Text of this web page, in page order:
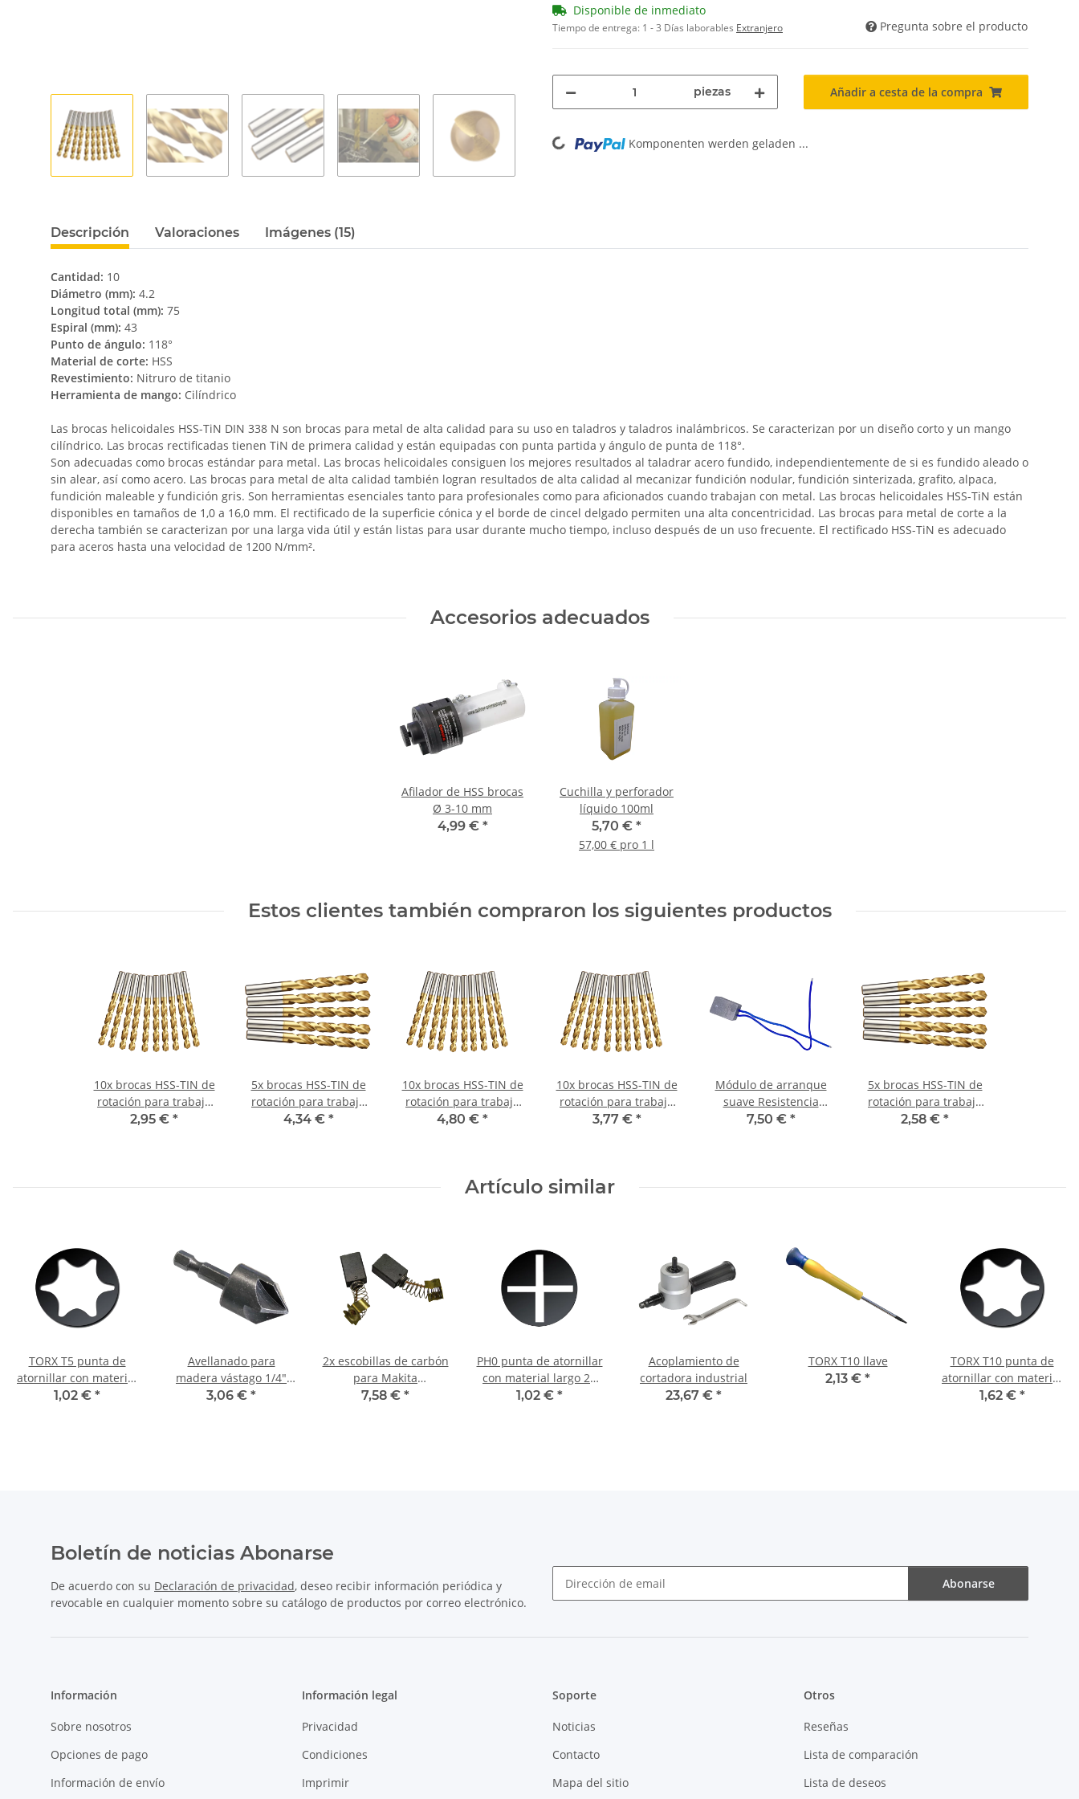
Disponible de inmediato
Tiempo de entrega: 1 - 3 Días laborables Extranjero Pregunta sobre el producto
piezas Añadir a cesta de la compra
Loading... Komponenten werden geladen ...
Descripción Valoraciones Imágenes (15)
Cantidad: 10
Diámetro (mm): 4.2
Longitud total (mm): 75
Espiral (mm): 43
Punto de ángulo: 118°
Material de corte: HSS
Revestimiento: Nitruro de titanio
Herramienta de mango: Cilíndrico
Las brocas helicoidales HSS-TiN DIN 338 N son brocas para metal de alta calidad para su uso en taladros y taladros inalámbricos. Se caracterizan por un diseño corto y un mango
cilíndrico. Las brocas rectificadas tienen TiN de primera calidad y están equipadas con punta partida y ángulo de punta de 118°.
Son adecuadas como brocas estándar para metal. Las brocas helicoidales consiguen los mejores resultados al taladrar acero fundido, independientemente de si es fundido aleado o
sin alear, así como acero. Las brocas para metal de alta calidad también logran resultados de alta calidad al mecanizar fundición nodular, fundición sinterizada, grafito, alpaca,
fundición maleable y fundición gris. Son herramientas esenciales tanto para profesionales como para aficionados cuando trabajan con metal. Las brocas helicoidales HSS-TiN están
disponibles en tamaños de 1,0 a 16,0 mm. El rectificado de la superficie cónica y el borde de cincel delgado permiten una alta concentricidad. Las brocas para metal de corte a la
derecha también se caracterizan por una larga vida útil y están listas para usar durante mucho tiempo, incluso después de un uso frecuente. El rectificado HSS-TiN es adecuado
para aceros hasta una velocidad de 1200 N/mm².
Accesorios adecuados
Afilador de HSS brocas
Ø 3-10 mm
4,99 € *
Cuchilla y perforador
líquido 100ml
5,70 € *
57,00 € pro 1 l
Estos clientes también compraron los siguientes productos
10x brocas HSS-TIN de
rotación para trabajo
en metal DIN338N Ø
2,95 € *
5x brocas HSS-TIN de
rotación para trabajo
en metal DIN338N Ø
4,34 € *
10x brocas HSS-TIN de
rotación para trabajo
en metal DIN338N Ø
4,80 € *
10x brocas HSS-TIN de
rotación para trabajo
en metal DIN338N Ø
3,77 € *
Módulo de arranque
suave Resistencia
arranque arranque
7,50 € *
5x brocas HSS-TIN de
rotación para trabajo
en metal DIN338N Ø
2,58 € *
Artículo similar
TORX T5 punta de
atornillar con material
25 mm
1,02 € *
Avellanado para
madera vástago 1/4"
hexagonal 19 mm
3,06 € *
2x escobillas de carbón
para Makita
destornillador 6823 8,9
7,58 € *
PH0 punta de atornillar
con material largo 25
mm
1,02 € *
Acoplamiento de
cortadora industrial
23,67 € *
TORX T10 llave
2,13 € *
TORX T10 punta de
atornillar con material
50 mm
1,62 € *
Boletín de noticias Abonarse
De acuerdo con su Declaración de privacidad, deseo recibir información periódica y
revocable en cualquier momento sobre su catálogo de productos por correo electrónico.
Abonarse
Información
Sobre nosotros
Opciones de pago
Información de envío
Información legal
Privacidad
Condiciones
Imprimir
Soporte
Noticias
Contacto
Mapa del sitio
Otros
Reseñas
Lista de comparación
Lista de deseos